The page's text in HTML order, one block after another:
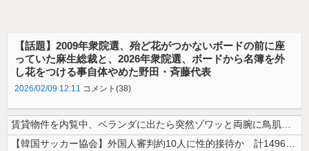
【話題】2009年衆院選、殆ど花がつかないボードの前に座
っていた麻生総裁と、2026年衆院選、ボードから名簿を外
し花をつける事自体やめた野田・斉藤代表
2026/02/09 12:11 コメント(38)
賃貸物件を内覧中、ベランダに出たら突然ゾワッと両腕に鳥肌が出た。「やっ...
【韓国サッカー協会】外国人審判約10人に性的接待か 計1496回、約2...